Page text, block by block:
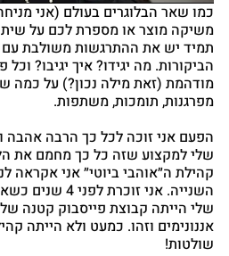
כמו שאר הבלוגרים בעולם (אני
משיקה מוצר או מספרת לכם על
תמיד יש את ההתרגשות משולבת
הביקורות. מה יגידו? איך יגיבו?
מודהמת (זאת מילה נכון?) על כמה
מפרגנות, תומכות, משתפות.
הפעם אני זוכה לכל כך הרבה אהבה
שלי למקצוע שזה כל כך מחמם את
קהילת ה״אוהבי ביוטי״ אני אקראה
השנייה. אני
שלי הייתה קבוצת פייסבוק קטנה של
אננונימים וזהו. כמעט ולא הייתה
שולטות!